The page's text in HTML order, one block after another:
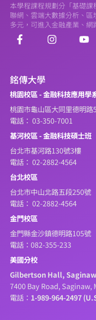
本學程課程規劃分「基礎
聯網、雲端大數據分析、
多元，可進入金融產業、網
銘傳大學
桃園校區 - 金融科技應用學
桃園市龜山區大同里德明路
電話： 03-350-7001
基河校區 - 金融科技碩士班
台北市基河路130號3樓
電話： 02-2882-4564
台北校區
台北市中山北路五段250號
電話： 02-2882-4564
金門校區
金門縣金沙鎮德明路105號
電話：082-355-233
美國分校
Gilbertson Hall,
7400 Bay Road, Saginaw,
電話： 1-989-964-2497